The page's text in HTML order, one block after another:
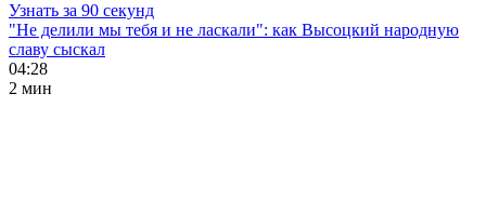
Узнать за 90 секунд
"Не делили мы тебя и не ласкали": как Высоцкий народную
славу сыскал
04:28
2 мин